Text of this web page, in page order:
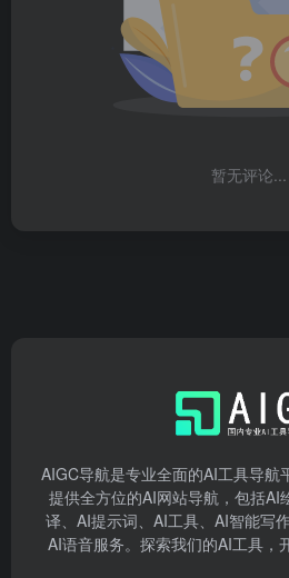
暂无评论...
AIGC导航是专业全面的AI工具导航
提供全方位的AI网站导航，包括AI
译、AI提示词、AI工具、AI智能写
AI语音服务。探索我们的AI工具，